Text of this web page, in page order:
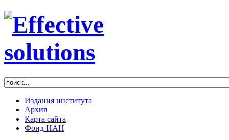
Издания института
Архив
Карта сайта
Фонд НАН